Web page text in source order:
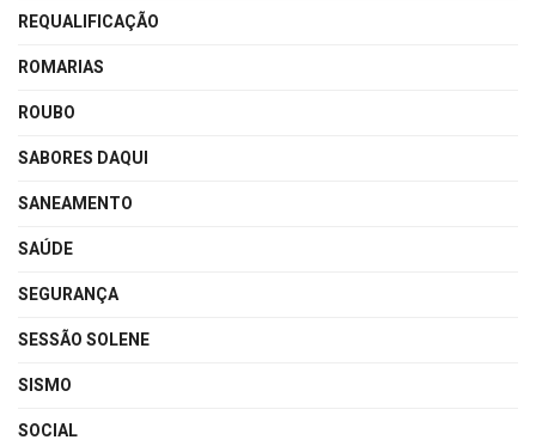
REQUALIFICAÇÃO
ROMARIAS
ROUBO
SABORES DAQUI
SANEAMENTO
SAÚDE
SEGURANÇA
SESSÃO SOLENE
SISMO
SOCIAL